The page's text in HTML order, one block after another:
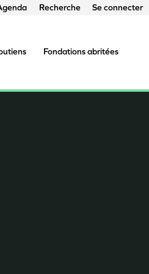
Recherche Se connecter
Fondations abritées